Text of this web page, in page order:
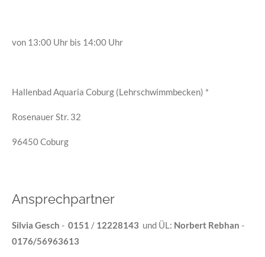
von 13:00 Uhr bis 14:00 Uhr
Hallenbad Aquaria Coburg (Lehrschwimmbecken) *
Rosenauer Str. 32
96450 Coburg
Ansprechpartner
Silvia Gesch - 0151 / 12228143 und ÜL: Norbert Rebhan -
0176/56963613